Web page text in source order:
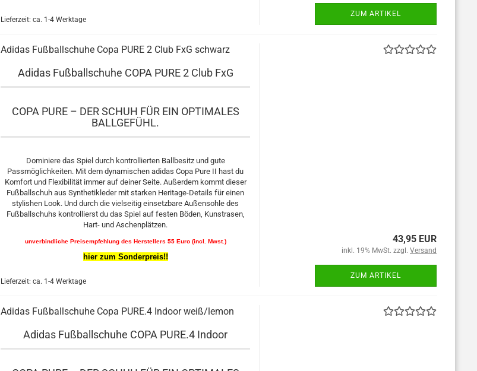
Lieferzeit: ca. 1-4 Werktage
ZUM ARTIKEL
Adidas Fußballschuhe Copa PURE 2 Club FxG schwarz
Adidas Fußballschuhe COPA PURE 2 Club FxG
COPA PURE – DER SCHUH FÜR EIN OPTIMALES
BALLGEFÜHL.
Dominiere das Spiel durch kontrollierten Ballbesitz und gute
Passmöglichkeiten. Mit dem dynamischen adidas Copa Pure II hast du
Komfort und Flexibilität immer auf deiner Seite. Außerdem kommt dieser
Fußballschuh aus Synthetikleder mit starken Heritage-Details für einen
stylishen Look. Und durch die vielseitig einsetzbare Außensohle des
Fußballschuhs kontrollierst du das Spiel auf festen Böden, Kunstrasen,
Hart- und Aschenplätzen.
unverbindliche Preisempfehlung des Herstellers 55 Euro (incl. Mwst.)
hier zum Sonderpreis!!
Lieferzeit: ca. 1-4 Werktage
43,95 EUR
inkl. 19% MwSt. zzgl. Versand
ZUM ARTIKEL
Adidas Fußballschuhe Copa PURE.4 Indoor weiß/lemon
Adidas Fußballschuhe COPA PURE.4 Indoor